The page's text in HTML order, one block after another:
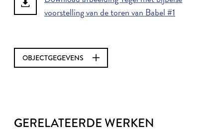
voorstelling van de toren van Babel #1
OBJECTGEGEVENS
GERELATEERDE WERKEN